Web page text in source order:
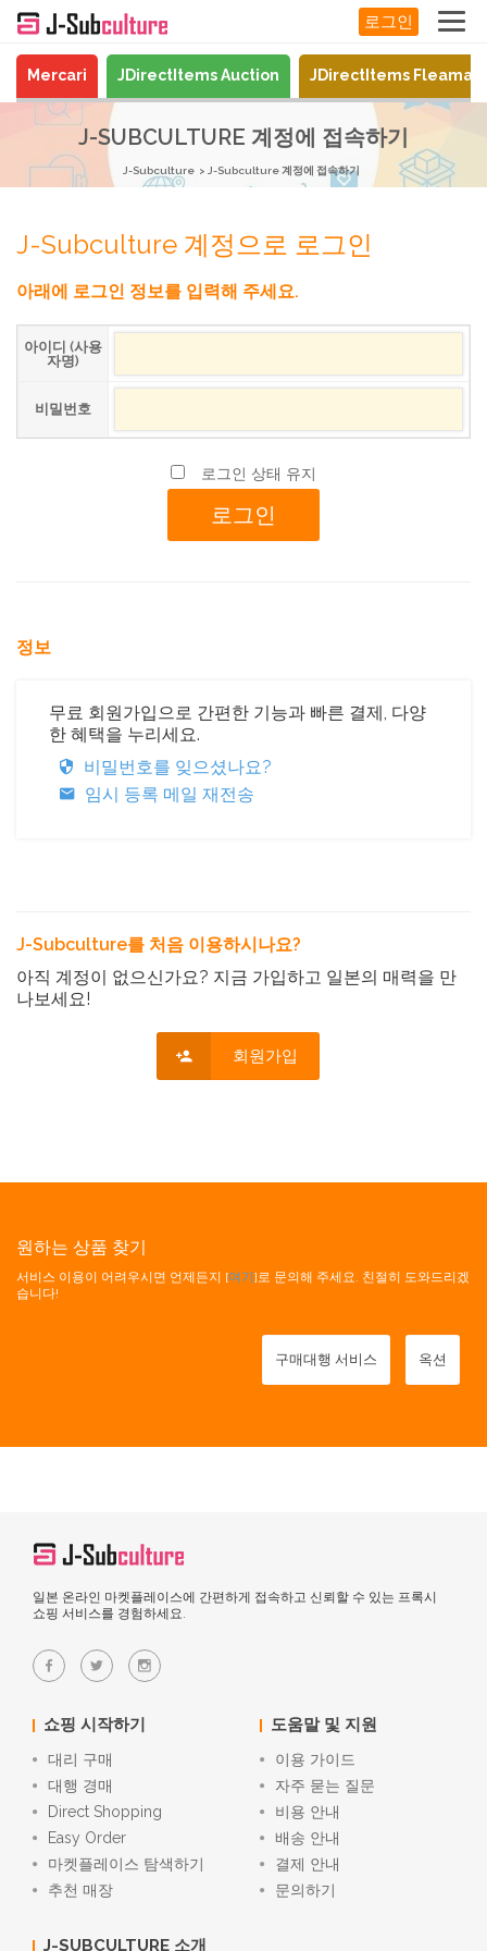
로그인
Mercari JDirectItems Auction JDirectItems
J-SUBCULTURE 계정에 접속하기
J-Subculture J-Subculture 계정에 접속하기
J-Subculture 계정으로 로그인
아래에 로그인 정보를 입력해 주세요.
아이디 (사용
자명)
비밀번호
로그인 상태 유지
정보
무료 회원가입으로 간편한 기능과 빠른 결제, 다양
한 혜택을 누리세요.
비밀번호를 잊으셨나요?
임시 등록 메일 재전송
J-Subculture를 처음 이용하시나요?
아직 계정이 없으신가요? 지금 가입하고 일본의 매력을 만
나보세요!
회원가입
원하는 상품 찾기
서비스 이용이 어려우시면 언제든지 [여기 ]로 문의해 주세요. 친절히 도와드리겠
습니다!
구매대행 서비스 옥션
일본 온라인 마켓플레이스에 간편하게 접속하고 신뢰할 수 있는 프록시
쇼핑 서비스를 경험하세요.
쇼핑 시작하기
대리 구매
대행 경매
Direct Shopping
Easy Order
마켓플레이스 탐색하기
추천 매장
도움말 및 지원
이용 가이드
자주 묻는 질문
비용 안내
배송 안내
결제 안내
문의하기
J-SUBCULTURE 소개